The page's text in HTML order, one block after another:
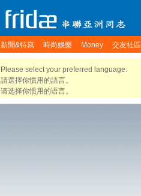
新聞&特寫 時尚娛樂 Money 交友社區
Please select your preferred language.
請選擇你慣用的語言。
请选择你惯用的语言。